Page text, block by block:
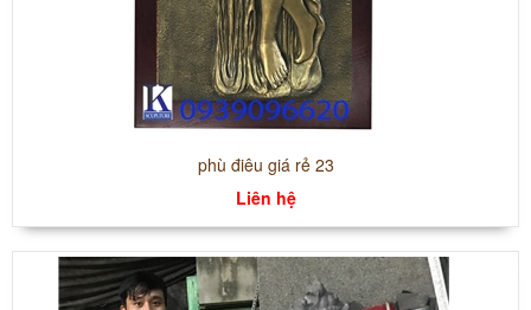
phù điêu giá rẻ 23
Liên hệ